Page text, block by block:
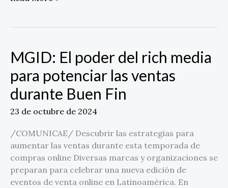
MGID: El poder del rich media
para potenciar las ventas
durante Buen Fin
23 de octubre de 2024
/COMUNICAE/ Descubrir las estrategias para
aumentar las ventas durante esta temporada de
compras online Diversas marcas y organizaciones se
preparan para celebrar una nueva edición de
eventos de venta online en Latinoamérica. En
MGID:
El
poder
del
rich
media
potenciar
las
ventas
durante